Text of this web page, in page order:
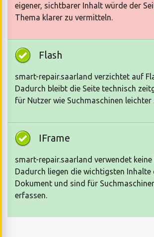
eigener, sichtbarer Inhalt würde der
Thema klarer zu vermitteln.
Flash
smart-repair.saarland verzichtet auf
Dadurch bleibt die Seite technisch
für Nutzer wie Suchmaschinen leichter
IFrame
smart-repair.saarland verwendet keine
Dadurch liegen die wichtigsten Inhalte
Dokument und sind für
erfassen.